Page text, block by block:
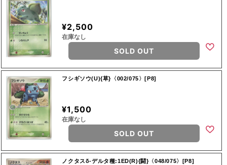
¥2,500
在庫なし
SOLD OUT
フシギソウ(U){草}〈002/075〉[P8]
¥1,500
在庫なし
SOLD OUT
ノクタスδ-デルタ種:1ED(R){闘}〈048/075〉[P8]